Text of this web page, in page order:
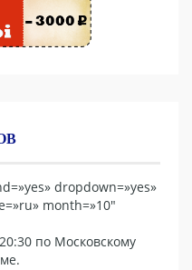
dropdown=»yes»
month=»10″
по Московскому